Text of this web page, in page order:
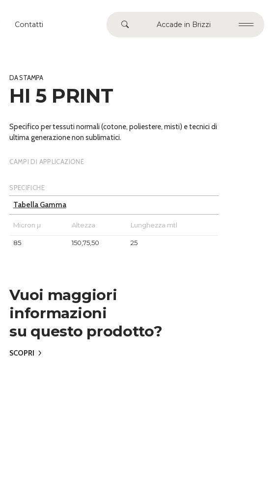
Contatti Accade in Brizzi
DA STAMPA
HI 5 PRINT
Specifico per tessuti normali (cotone, poliestere, misti) e tecnici di
ultima generazione non sublimatici.
CAMPI DI APPLICAZIONE
SPECIFICHE
Tabella Gamma
Micron µ Altezza Lunghezza mtl
85 150,75,50 25
Vuoi maggiori
informazioni
su questo prodotto?
SCOPRI